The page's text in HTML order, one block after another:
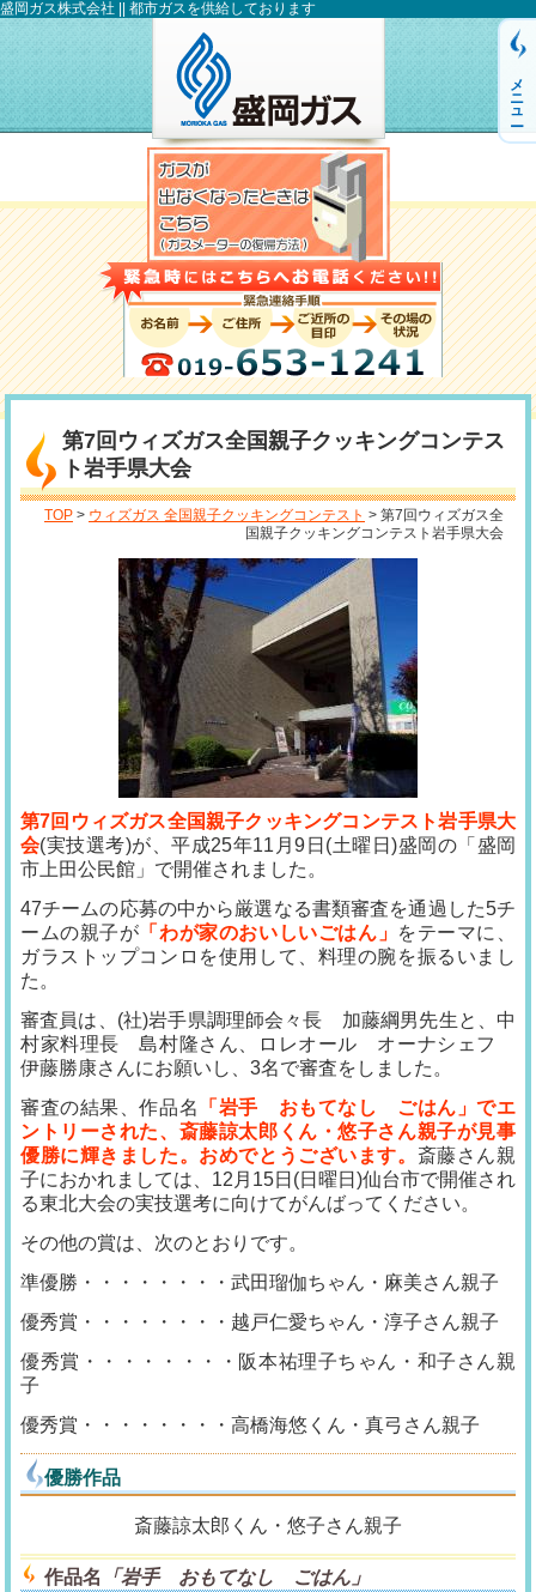
盛岡ガス株式会社 || 都市ガスを供給しております
メニュー
第7回ウィズガス全国親子クッキングコンテス
ト岩手県大会
TOP > ウィズガス 全国親子クッキングコンテスト > 第7回ウィズガス全
国親子クッキングコンテスト岩手県大会
第7回ウィズガス全国親子クッキングコンテスト岩手県大
会(実技選考)が、平成25年11月9日(土曜日)盛岡の「盛岡
市上田公民館」で開催されました。
47チームの応募の中から厳選なる書類審査を通過した5チ
ームの親子が 「わが家のおいしいごはん」 をテーマに、
ガラストップコンロを使用して、料理の腕を振るいまし
た。
審査員は、(社)岩手県調理師会々長 加藤綱男先生と、中
村家料理長 島村隆さん、ロレオール オーナシェフ
伊藤勝康さんにお願いし、3名で審査をしました。
審査の結果、作品名
「岩手 おもてなし ごはん」でエ
ントリーされた、斎藤諒太郎くん・悠子さん親子が見事
優勝に輝きました。おめでとうございます。 斎藤さん親
子におかれましては、12月15日(日曜日)仙台市で開催され
る東北大会の実技選考に向けてがんばってください。
その他の賞は、次のとおりです。
準優勝・・・・・・・・武田瑠伽ちゃん・麻美さん親子
優秀賞・・・・・・・・越戸仁愛ちゃん・淳子さん親子
優秀賞・・・・・・・・阪本祐理子ちゃん・和子さん親
子
優秀賞・・・・・・・・高橋海悠くん・真弓さん親子
優勝作品
斎藤諒太郎くん・悠子さん親子
作品名 「岩手 おもてなし ごはん」